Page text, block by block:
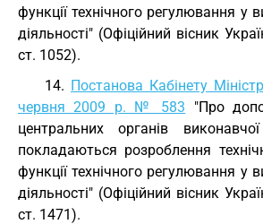
функції технічного регулювання у
діяльності" (Офіційний вісник
ст. 1052).
14. Постанова Кабінету
червня 2009 р. № 583 "Про
центральних органів
покладаються розроблення
функції технічного регулювання у
діяльності" (Офіційний вісник
ст. 1471).